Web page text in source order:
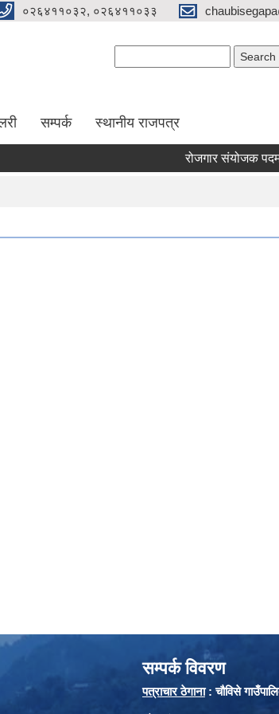
०२६४११०३२, ०२६४११०३३
सम्पर्क स्थानीय राजपत्र
रोजगार संयोजक पदमा
सम्पर्क विवरण
पत्राचार ठेगाना: चौविसे